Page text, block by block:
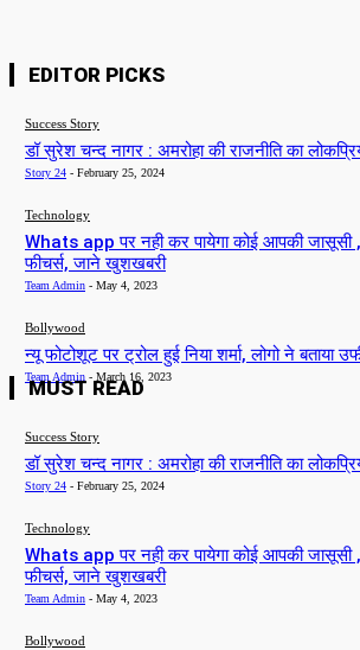
EDITOR PICKS
Success Story
डॉ सुरेश चन्द नागर : अमरोहा की राजनीति का
Story 24 - February 25, 2024
Technology
Whats app पर नही कर पायेगा कोई आपकी
फीचर्स, जाने खुशखबरी
Team Admin - May 4, 2023
Bollywood
न्यू फोटोशूट पर ट्रोल हुई निया शर्मा, लोगो ने बताया
Team Admin - March 16, 2023
MUST READ
Success Story
डॉ सुरेश चन्द नागर : अमरोहा की राजनीति का
Story 24 - February 25, 2024
Technology
Whats app पर नही कर पायेगा कोई आपकी
फीचर्स, जाने खुशखबरी
Team Admin - May 4, 2023
Bollywood